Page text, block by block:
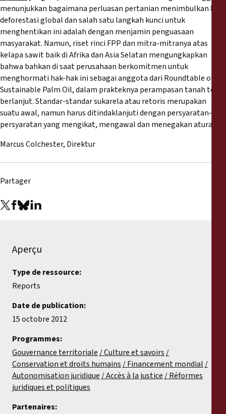
menunjukkan bagaimana perluasan pertanian menimbulkan 80%
deforestasi global dan salah satu langkah kunci untuk
menghentikan ini adalah dengan menjamin penguasaan
masyarakat. Namun, riset rinci FPP dan mitra-mitranya atas
kelapa sawit baik di Afrika dan Asia Selatan mengungkapkan
bahwa bahkan di saat perusahaan berkomitmen untuk
menghormati hak-hak ini sebagai anggota dari Roundtable on
Sustainable Palm Oil, dalam prakteknya perampasan tanah terus
berlanjut. Standar-standar sukarela atau retoris merupakan
suatu awal, namun harus ditindaklanjuti dengan persyaratan-
persyaratan yang mengikat, mengawal dan menegakan aturan.
Marcus Colchester, Direktur
Partager
Aperçu
Type de ressource:
Reports
Date de publication:
15 octobre 2012
Programmes:
Gouvernance territoriale Culture et savoirs
Conservation et droits humains
Financement mondial
Autonomisation juridique Accès à la justice
Réformes
juridiques et politiques
Partenaires: